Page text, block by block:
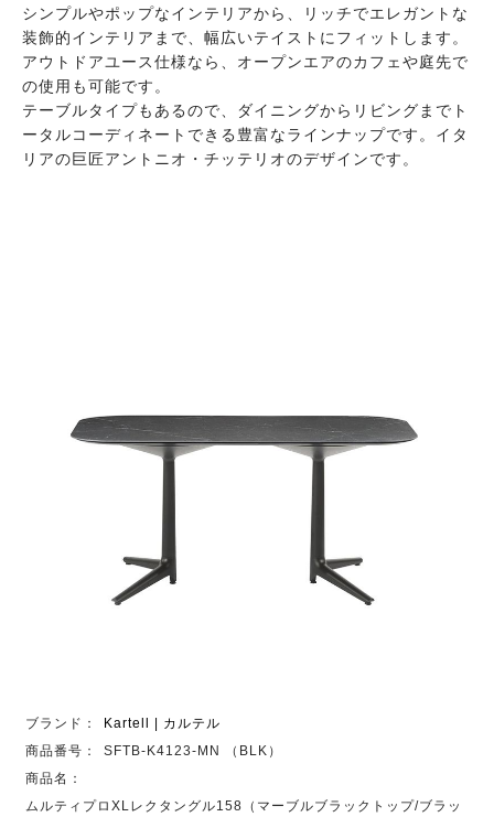
シンプルやポップなインテリアから、リッチでエレガントな
装飾的インテリアまで、幅広いテイストにフィットします。
アウトドアユース仕様なら、オープンエアのカフェや庭先で
の使用も可能です。
テーブルタイプもあるので、ダイニングからリビングまでト
ータルコーディネートできる豊富なラインナップです。イタ
リアの巨匠アントニオ・チッテリオのデザインです。
ブランド：
Kartell | カルテル
商品番号：
SFTB-K4123-MN （BLK）
商品名：
ムルティプロXLレクタングル158（マーブルブラックトップ/ブラッ